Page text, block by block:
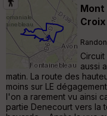
Mont
aussi
matin. La route des
moins sur LE
l'on a rarement vu ainsi
partie Denecourt vers la